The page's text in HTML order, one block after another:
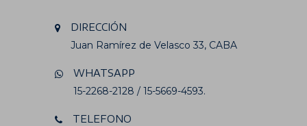
DIRECCIÓN
Juan Ramírez de Velasco 33, CABA
WHATSAPP
15-2268-2128 / 15-5669-4593.
TELEFONO